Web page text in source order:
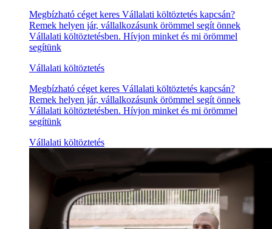
Megbízható céget keres Vállalati költöztetés kapcsán?
Remek helyen jár, vállalkozásunk örömmel segít önnek
Vállalati költöztetésben. Hívjon minket és mi örömmel
segítünk
Vállalati költöztetés
Megbízható céget keres Vállalati költöztetés kapcsán?
Remek helyen jár, vállalkozásunk örömmel segít önnek
Vállalati költöztetésben. Hívjon minket és mi örömmel
segítünk
Vállalati költöztetés